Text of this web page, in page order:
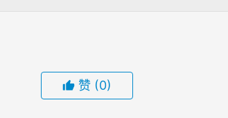
赞 (0)